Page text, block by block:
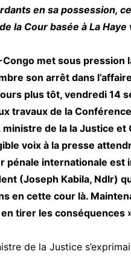
en sa possession,
la Cour basée à La
Congo met sous pression
son arrêt dans
plus tôt, vendredi 14
travaux de la
ministre de la la Justice
voix à la presse
pénale internationale est
(Joseph Kabila, Ndlr)
en cette cour là.
tirer les conséquences
de la Justice